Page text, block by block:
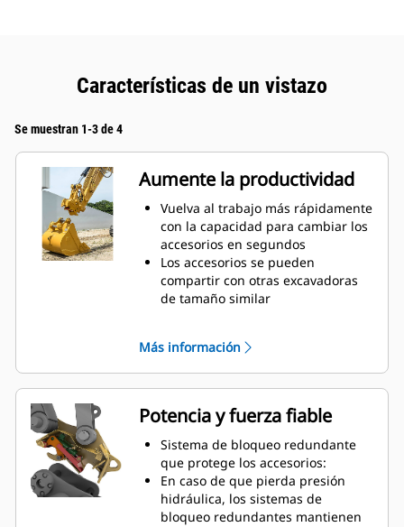
Características de un vistazo
Se muestran 1-3 de 4
Aumente la productividad
Vuelva al trabajo más rápidamente
con la capacidad para cambiar los
accesorios en segundos
Los accesorios se pueden
compartir con otras excavadoras
de tamaño similar
cargas útiles, por lo que no tendrá
que sacrificar el tamaño del
cucharón
Realice más tareas con el equipo.
La versatilidad adicional le permite
cambiar fácilmente entre
excavación, nivelación,
manipulación de materiales,
compactación de suelo, trituración
de rocas y mucho más.
Más información
Potencia y fuerza fiable
Sistema de bloqueo redundante
que protege los accesorios:
En caso de que pierda presión
hidráulica, los sistemas de
bloqueo redundantes mantienen